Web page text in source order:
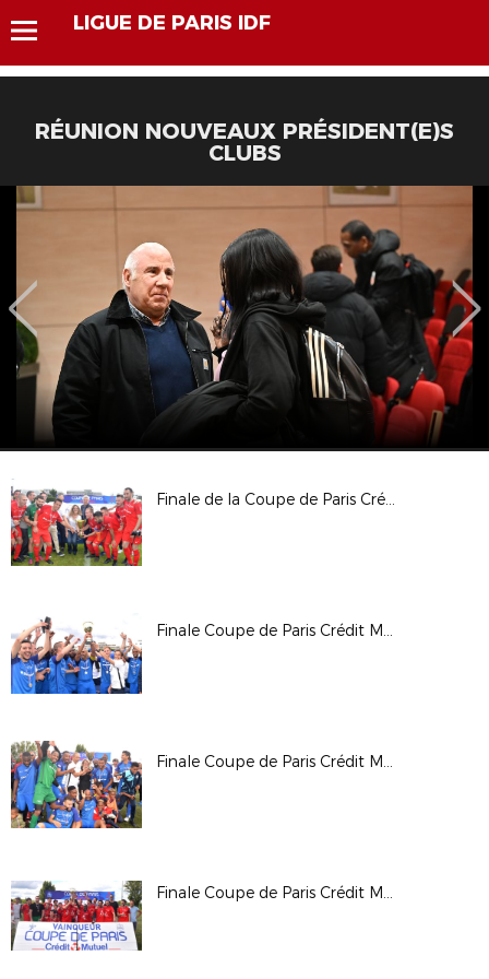
LIGUE DE PARIS IDF
RÉUNION NOUVEAUX PRÉSIDENT(E)S
CLUBS
Finale de la Coupe de Paris Crédit Mutuel IDF CDM
Finale Coupe de Paris Crédit Mutuel IDF Foot Entreprise Samedi Après-Midi
Finale Coupe de Paris Crédit Mutuel IDF Anciens
Finale Coupe de Paris Crédit Mutuel IDF Critérium Samedi Après-Midi